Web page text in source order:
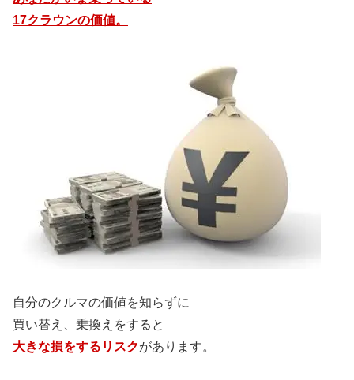
17クラウンの価値。
自分のクルマの価値を知らずに
買い替え、乗換えをすると
大きな損をするリスクがあります。